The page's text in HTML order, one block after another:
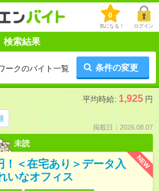
0
気になる！ ログイン
検索結果
ークのバイト一覧 条件の変更
平均時給: 1,925 円
掲載日：2026.08.07
未読
NEW
！＜在宅あり＞データ入
いなオフィス